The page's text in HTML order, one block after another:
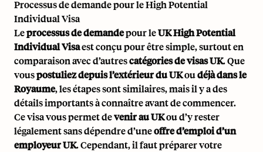
Processus de demande pour le High Potential
Individual Visa
Leprocessus de demandepour leUK High Potential
Individual Visaest conçu pour être simple, surtout en
comparaison avec d’autrescatégories de visas UK. Que
vouspostuliez depuis l’extérieur du UKoudéjà dans le
Royaume, les étapes sont similaires, mais il y a des
détails importants à connaître avant de commencer.
Ce visa vous permet devenir au UKou d’y rester
légalement sans dépendre d’uneoffre d’emploi d’un
employeur UK. Cependant, il faut préparer votre